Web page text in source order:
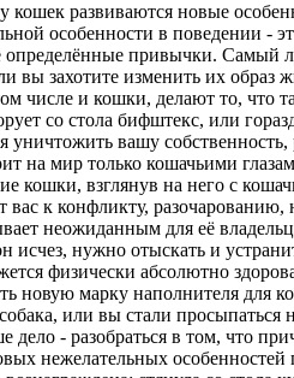
кошек развиваются новые
особенности в поведении -
привычки. Самый
вы захотите изменить их
числе и кошки, делают то, что
со стола бифштекс, или
уничтожить вашу
на мир только кошачьими
кошки, взглянув на него с
вас к конфликту,
неожиданным для её
исчез, нужно отыскать и
физически абсолютно
новую марку наполнителя для
или вы стали
- разобраться в том, что
нежелательных